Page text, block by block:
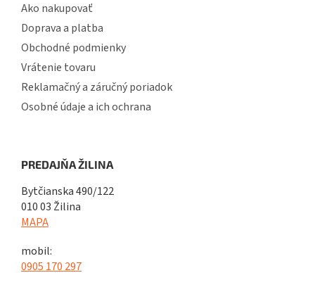
Ako nakupovať
Doprava a platba
Obchodné podmienky
Vrátenie tovaru
Reklamačný a záručný poriadok
Osobné údaje a ich ochrana
PREDAJŇA ŽILINA
Bytčianska 490/122
010 03 Žilina
MAPA
mobil:
0905 170 297